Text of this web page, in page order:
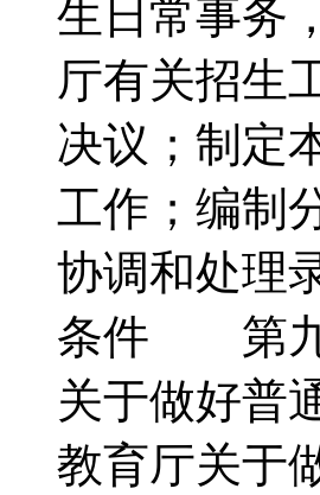
生日常事务
厅有关招生
决议；制定
工作；编制
协调和处
条件 第九
关于做好普
教育厅关于